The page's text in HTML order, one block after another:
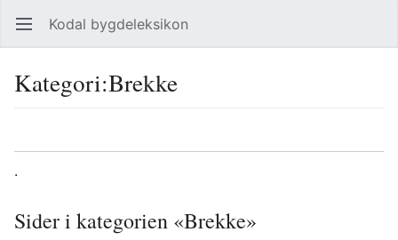
Åpne hovedmenyen Kodal bygdeleksikon
Kategori:Brekke
.
Sider i kategorien «Brekke»